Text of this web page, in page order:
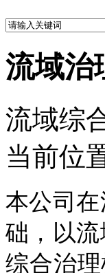
流域治
流域综
当前位
本公司
础，以
综合治